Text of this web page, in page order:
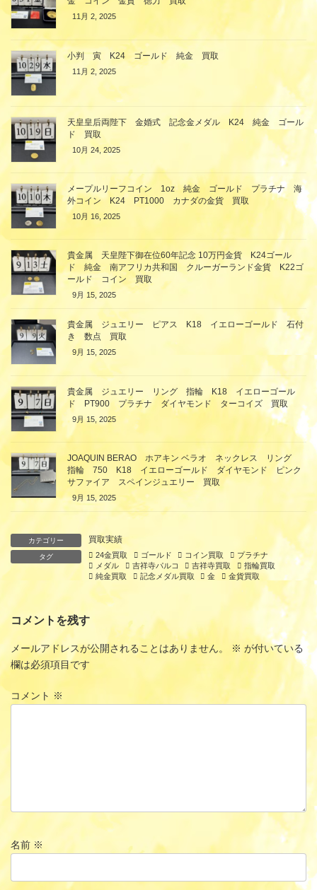
11月 2, 2025
小判 寅 K24 ゴールド 純金 買取
11月 2, 2025
天皇皇后両陛下 金婚式 記念金メダル K24 純金 ゴール
ド 買取
10月 24, 2025
メープルリーフコイン 1oz 純金 ゴールド プラチナ 海
外コイン K24 PT1000 カナダの金貨 買取
10月 16, 2025
貴金属 天皇陛下御在位60年記念 10万円金貨 K24ゴール
ド 純金 南アフリカ共和国 クルーガーランド金貨 K22ゴ
ールド コイン 買取
9月 15, 2025
貴金属 ジュエリー ピアス K18 イエローゴールド 石付
き 数点 買取
9月 15, 2025
貴金属 ジュエリー リング 指輪 K18 イエローゴール
ド PT900 プラチナ ダイヤモンド ターコイズ 買取
9月 15, 2025
JOAQUIN BERAO ホアキン ベラオ ネックレス リング
指輪 750 K18 イエローゴールド ダイヤモンド ピンク
サファイア スペインジュエリー 買取
9月 15, 2025
カテゴリー 買取実績
タグ 24金買取 ゴールド コイン買取
プラチナ
メダル
吉祥寺パルコ 吉祥寺買取
指輪買取
純金買取
記念メダル買取 金 金貨買取
コメントを残す
メールアドレスが公開されることはありません。 ※ が付いている
欄は必須項目です
コメント ※
名前 ※